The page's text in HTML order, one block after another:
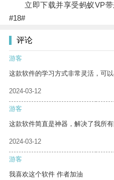
立即下载并享受蚂蚁VP带
#18#
评论
游客
这款软件的学习方式非常灵活，可
2024-03-12
游客
这款软件简直是神器，解决了我所有
2024-03-12
游客
我喜欢这个软件 作者加油